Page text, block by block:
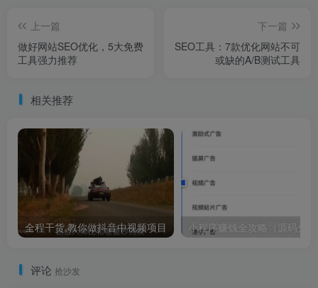
上一篇
做好网站SEO优化，5大免费
工具强力推荐
下一篇
SEO工具：7款优化网站不可
或缺的A/B测试工具
相关推荐
全程干货,教你做抖音中视频项目 小程序赚钱全攻略（源码分
评论 抢沙发